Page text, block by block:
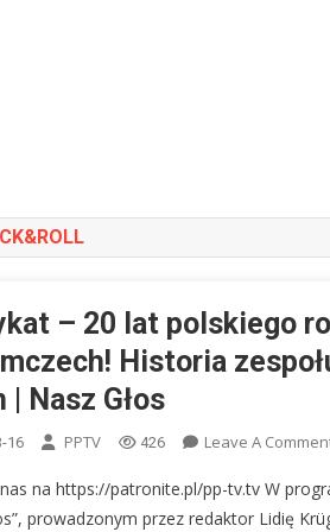
– 20 lat polskiego
Historia
| Nasz Głos
16 PPTV 426 Leave A
na https://patronite.pl/pp-tv.tv W
prowadzonym przez redaktor Lidię